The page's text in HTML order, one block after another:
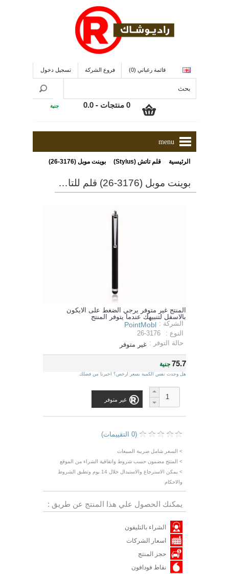
قائمة رغباتي (0) فروع الشركة تسجيل دخول
0 منتجات - 0.0 جنية
menu
الرئيسية قلم تاتش (Stylus) بوينت موبل (3176-26) قلم للتاتش
بوينت موبل (3176-26) قلم للتاتش
المنتج غير متوفر يرجي الضغط على الايكون
بالاسفل لتنبيهك عندما يتوفر المنتج
الشركة : PointMobl
النوع :
26-3176
حالة التوفر : غير متوفر
75.7جنية
هل وجدت نفس الكمية بسعر ارخص؟ اخبرنا من فضلك
غير متوفر
(0 التقييمات)
> السعر شامل ضريبة المبيعات
> المنتج مضمون حسب شروط واتفاقية الشراء من الموقع
> يمكن الاسترجاع والاستبدال خلال 14 يوم وتطبق الشروط
والاحكام
يمكنك الحصول علي هذا المنتج عن طريق :
الشراء بالتليفون
اسعار الشركات
حجز المنتج
نقاط فودافون